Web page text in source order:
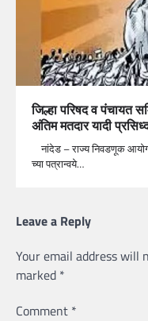
जिल्हा परिषद व पंचायत
अंतिम मतदार यादी
नांदेड – राज्य निवडणूक
च्या पत्रान्वये…
Leave a Reply
Your email address will
marked *
Comment *